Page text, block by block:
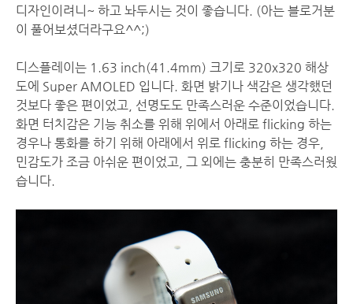
디자인이려니~ 하고 놔두시는 것이 좋습니다. (아는 블로거분
이 풀어보셨더라구요^^;)
디스플레이는 1.63 inch(41.4mm) 크기로 320x320 해상
도에 Super AMOLED 입니다. 화면 밝기나 색감은 생각했던
것보다 좋은 편이었고, 선명도도 만족스러운 수준이었습니다.
화면 터치감은 기능 취소를 위해 위에서 아래로 flicking 하는
경우나 통화를 하기 위해 아래에서 위로 flicking 하는 경우,
민감도가 조금 아쉬운 편이었고, 그 외에는 충분히 만족스러웠
습니다.